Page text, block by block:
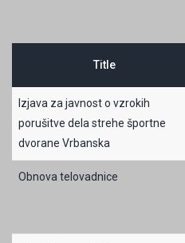
Title
Izjava za javnost o vzrokih
porušitve dela strehe športne
dvorane Vrbanska
Obnova telovadnice